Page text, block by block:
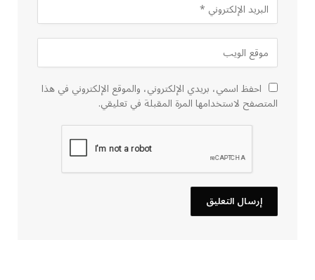
احفظ اسمي، بريدي الإلكتروني، والموقع الإلكتروني في هذا
المتصفح لاستخدامها المرة المقبلة في تعليقي.